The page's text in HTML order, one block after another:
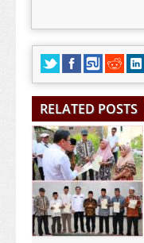
RELATED POSTS